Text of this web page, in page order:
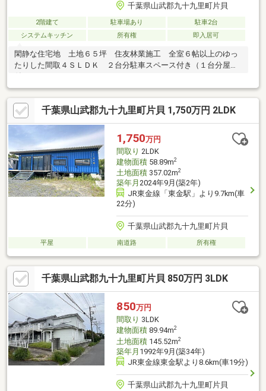
千葉県山武郡九十九里町片貝
2階建て 駐車場あり
駐車2台
システムキッチン
所有権 即入居可
閑静な住宅地 土地６５坪 住友林業施工 全室６帖以上のゆっ
たりした間取４ＳＬＤＫ ２台分駐車スペース付き（１台分屋根
千葉県山武郡九十九里町片貝 1,750万円 2LDK
1,750万円
間取り 2LDK
建物面積58.89m2
土地面積357.02m2
築年月 2024年9月(築2年)
JR東金線「東金駅」より9.7km(車
22分)
千葉県山武郡九十九里町片貝
平屋 南道路 所有権
千葉県山武郡九十九里町片貝 850万円 3LDK
850万円
間取り 3LDK
建物面積89.94m2
土地面積145.52m2
築年月 1992年9月(築34年)
JR東金線東金駅より8.6km(車19分)
千葉県山武郡九十九里町片貝